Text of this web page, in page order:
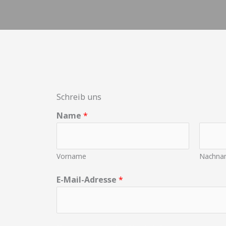
Schreib uns
E
-
a
l
Name *
Vorname
E-Mail-Adresse *